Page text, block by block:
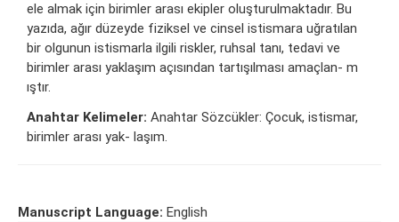
ele almak için birimler arası ekipler oluşturulmaktadır. Bu
yazıda, ağır düzeyde fiziksel ve cinsel istismara uğratılan
bir olgunun istismarla ilgili riskler, ruhsal tanı, tedavi ve
birimler arası yaklaşım açısından tartışılması amaçlan- m
ıştır.
Anahtar Kelimeler: Anahtar Sözcükler: Çocuk, istismar,
birimler arası yak- laşım.
Manuscript Language: English